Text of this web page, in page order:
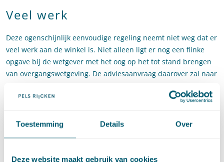
Toestemming Details Over
Deze website maakt gebruik van cookies
Veel werk
Deze ogenschijnlijk eenvoudige regeling neemt niet weg dat er
veel werk aan de winkel is. Niet alleen ligt er nog een flinke
opgave bij de wetgever met het oog op het tot stand brengen
van overgangswetgeving. De adviesaanvraag daarover zal naar
verwachting in het voorjaar van 2018 naar de Raad van State
gaan en een klein jaar later worden aangeboden aan de
Daarnaast zullen werkgevers zich moeten voorbereiden.
Daarvoor geeft de website